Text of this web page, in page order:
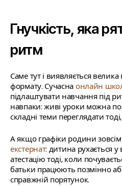
Гнучкість, яка
ритм
Саме тут і виявляється
формату. Сучаснаонлайн
підлаштувати навчання під
навпаки: живі уроки можна
складні теми переглядати
А якщо графіки родини
екстернат: дитина рухається
атестацію тоді, коли
батьки працюють позмінно
справжній порятунок.